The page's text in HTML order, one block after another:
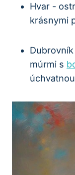
Hvar ⁣-
⁤krásnymi​
múrmi s